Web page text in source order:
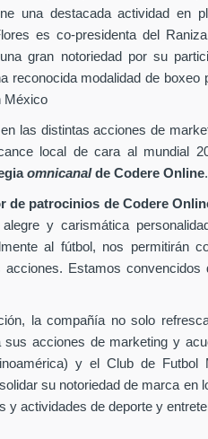
una destacada actividad en
es co-presidenta del
gran notoriedad por su
reconocida modalidad de
México
las distintas acciones de
local de cara al mundial
omnicanalde Codere Online.
de patrocinios de Codere
y carismática
al fútbol, nos permitirán
Estamos
la compañía no solo
acciones de marketing y
y el Club de Futbol
su notoriedad de marca en
y actividades de deporte y